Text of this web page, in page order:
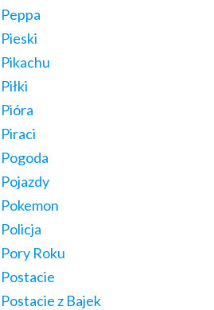
Peppa
Pieski
Pikachu
Piłki
Pióra
Piraci
Pogoda
Pojazdy
Pokemon
Policja
Pory Roku
Postacie
Postacie z Bajek